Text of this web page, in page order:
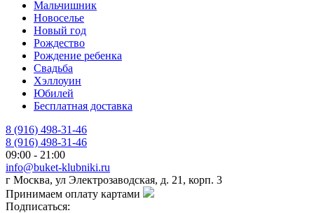
Мальчишник
Новоселье
Новый год
Рождество
Рождение ребенка
Свадьба
Хэллоуин
Юбилей
Бесплатная доставка
8 (916) 498-31-46
8 (916) 498-31-46
09:00 - 21:00
info@buket-klubniki.ru
г Москва, ул Электрозаводская, д. 21, корп. 3
Принимаем оплату картами
Подписаться: